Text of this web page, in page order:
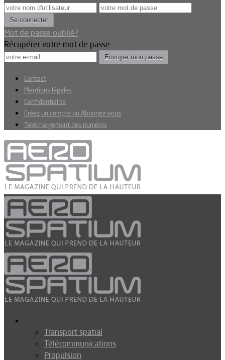
Mot de passe oublié?
Récupérer votre mot de passe
Contact
Mentions légales
Confidentialité
Créez un compte ou Abonnez-vous
Téléchargement des numéros
Transport spatial
Télécommunications
Propulsion